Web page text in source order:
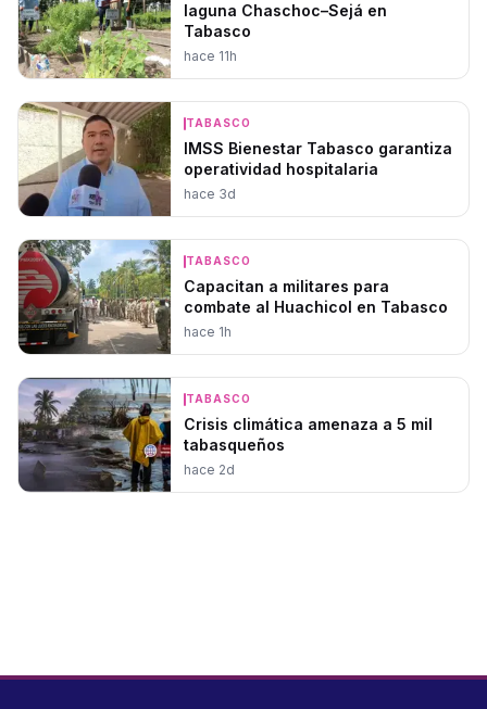
laguna Chaschoc–Sejá en
Tabasco
hace 11h
TABASCO
IMSS Bienestar Tabasco garantiza
operatividad hospitalaria
hace 3d
TABASCO
Capacitan a militares para
combate al Huachicol en Tabasco
hace 1h
TABASCO
Crisis climática amenaza a 5 mil
tabasqueños
hace 2d